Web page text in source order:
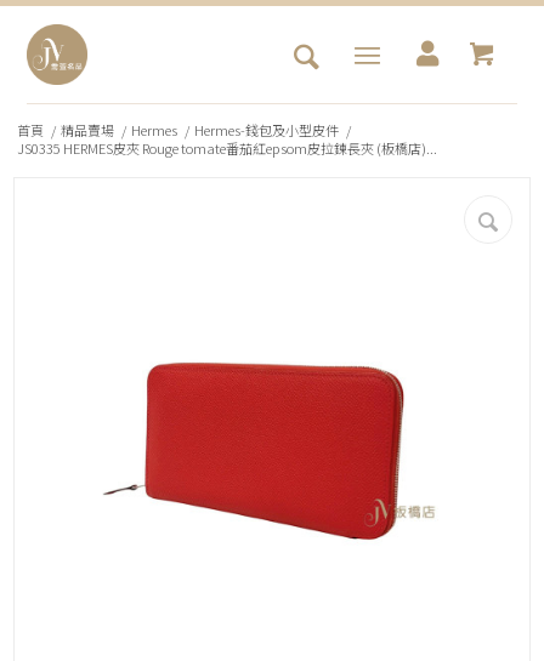
首頁 / 精品賣場 / Hermes / Hermes-錢包及小型皮件 /
JS0335 HERMES皮夾 Rouge tomate番茄紅epsom皮拉鍊長夾 (板橋店)...